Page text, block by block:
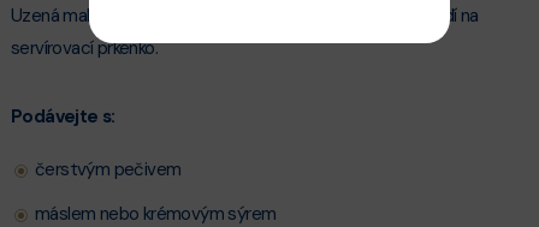
Uzená makrela, losos nebo máslová ryba se perfektně hodí na
servírovací prkénko.
Podávejte s:
čerstvým pečivem
máslem nebo krémovým sýrem